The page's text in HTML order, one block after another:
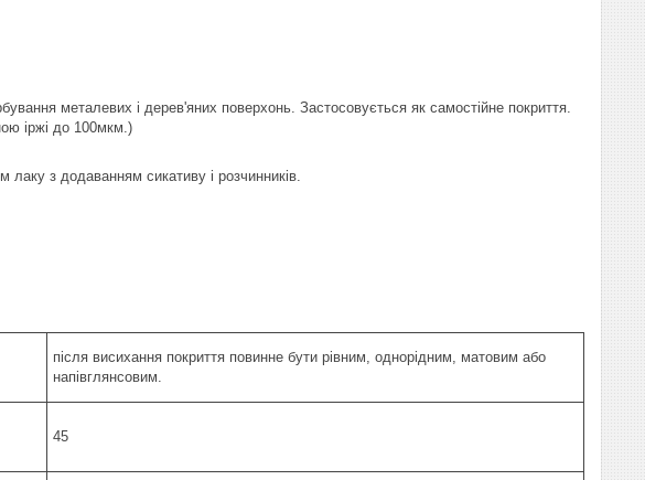
металевих і дерев'яних поверхонь. Застосовується як самостійне покриття.
іржі до 100мкм.)
лаку з додаванням сикативу і розчинників.
після висихання покриття повинне бути рівним, однорідним, матовим або
напівглянсовим.
45